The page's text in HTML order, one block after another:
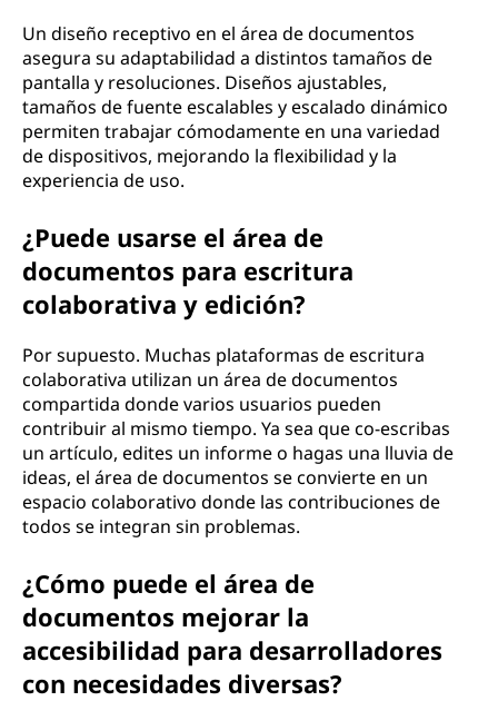
Un diseño receptivo en el área de documentos
asegura su adaptabilidad a distintos tamaños de
pantalla y resoluciones. Diseños ajustables,
tamaños de fuente escalables y escalado dinámico
permiten trabajar cómodamente en una variedad
de dispositivos, mejorando la flexibilidad y la
experiencia de uso.
¿Puede usarse el área de
documentos para escritura
colaborativa y edición?
Por supuesto. Muchas plataformas de escritura
colaborativa utilizan un área de documentos
compartida donde varios usuarios pueden
contribuir al mismo tiempo. Ya sea que co-escribas
un artículo, edites un informe o hagas una lluvia de
ideas, el área de documentos se convierte en un
espacio colaborativo donde las contribuciones de
todos se integran sin problemas.
¿Cómo puede el área de
documentos mejorar la
accesibilidad para desarrolladores
con necesidades diversas?